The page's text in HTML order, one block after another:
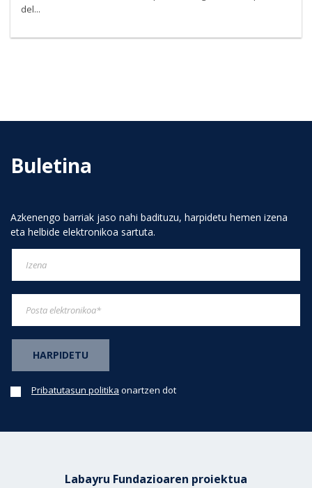
del...
Buletina
Azkenengo barriak jaso nahi badituzu, harpidetu hemen izena
eta helbide elektronikoa sartuta.
Pribatutasun politika onartzen dot
Labayru Fundazioaren proiektua